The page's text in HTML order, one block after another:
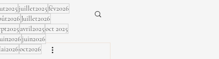
juillet2025fév2026
Juillet2026
avril2025oct 2025
juin2026
oct2026